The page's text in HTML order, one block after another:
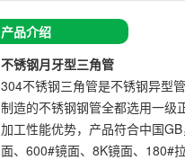
产品介绍
不锈钢月牙型三角管
304不锈钢三角管是不锈钢异型
制造的不锈钢钢管全都选用一级
加工性能优势，产品符合中国
面、600#镜面、8K镜面、180#